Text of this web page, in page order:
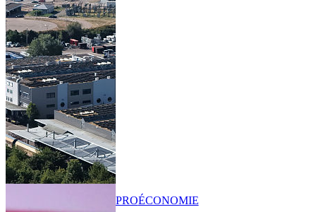
PROÉCONOMIE